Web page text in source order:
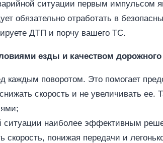
ситуации первым импульсом
обязательно отработать в
ДТП и порчу вашего ТС.
езды и качеством
каждым поворотом. Это помогает
скорость и не увеличивать ее.
ситуации наиболее эффективным
скорость, понижая передачи и